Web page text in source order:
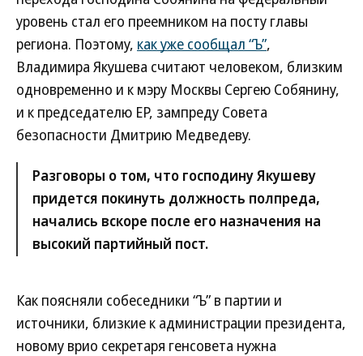
уровень стал его преемником на посту главы
региона. Поэтому, как уже сообщал “Ъ”,
Владимира Якушева считают человеком, близким
одновременно и к мэру Москвы Сергею Собянину,
и к председателю ЕР, зампреду Совета
безопасности Дмитрию Медведеву.
Разговоры о том, что господину Якушеву
придется покинуть должность полпреда,
начались вскоре после его назначения на
высокий партийный пост.
Как поясняли собеседники “Ъ” в партии и
источники, близкие к администрации президента,
новому врио секретаря генсовета нужна